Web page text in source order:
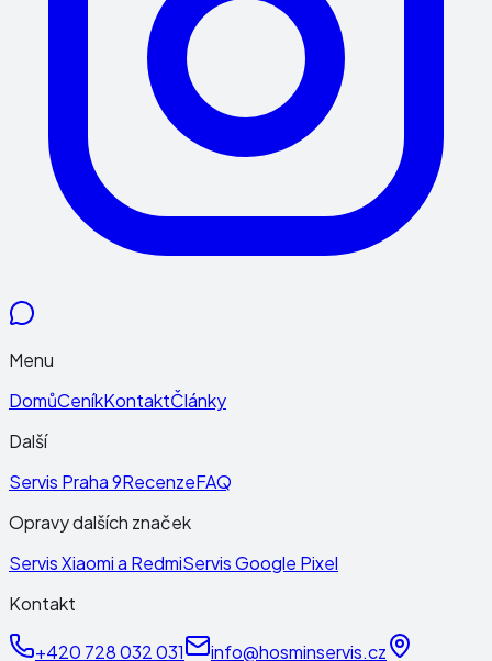
Menu
DomůCeníkKontaktČlánky
Další
Servis Praha 9RecenzeFAQ
Opravy dalších značek
Servis Xiaomi a RedmiServis Google Pixel
Kontakt
+420 728 032 031 info@hosminservis.cz